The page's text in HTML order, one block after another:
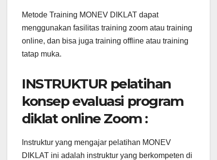
Metode Training MONEV DIKLAT dapat
menggunakan fasilitas training zoom atau training
online, dan bisa juga training offline atau training
tatap muka.
INSTRUKTUR pelatihan
konsep evaluasi program
diklat online Zoom :
Instruktur yang mengajar pelatihan MONEV
DIKLAT ini adalah instruktur yang berkompeten di